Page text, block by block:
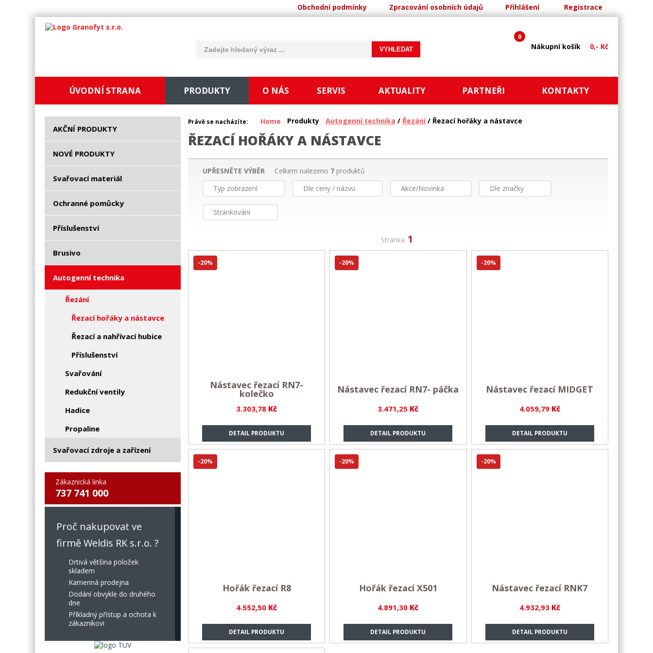
Obchodní podmínky Zpracování osobních údajů Přihlášení Registrace
Nákupní košík 0,- Kč
0
ÚVODNÍ STRANA PRODUKTY O NÁS SERVIS AKTUALITY PARTNEŘI KONTAKTY
AKČNÍ PRODUKTY
NOVÉ PRODUKTY
Svařovací materiál
Ochranné pomůcky
Příslušenství
Brusivo
Autogenní technika
Řezání
Řezací hořáky a nástavce
Řezací a nahřívací hubice
Příslušenství
Svařování
Redukční ventily
Hadice
Propaline
Svařovací zdroje a zařízení
Zákaznická linka
737 741 000
Proč nakupovat ve
firmě Weldis RK s.r.o. ?
Drtivá většina položek
skladem
Kamenná prodejna
Dodání obvykle do druhého
dne
Příkladný přístup a ochota k
zákazníkovi
Právě se nacházíte: Home Produkty Autogenní technika / Řezání/ Řezací hořáky a nástavce
ŘEZACÍ HOŘÁKY A NÁSTAVCE
UPŘESNĚTE VÝBĚR Celkem nalezeno 7 produktů
Typ zobrazení
Dle ceny / názvu Akce/Novinka Dle značky
Stránkování
Stránka 1
3.303,78 Kč
DETAIL PRODUKTU
Nástavec řezací RN7-
kolečko
-20%
3.471,25 Kč
DETAIL PRODUKTU
Nástavec řezací RN7- páčka
-20%
4.059,79 Kč
DETAIL PRODUKTU
Nástavec řezací MIDGET
-20%
4.552,50 Kč
DETAIL PRODUKTU
Hořák řezací R8
-20%
4.891,30 Kč
DETAIL PRODUKTU
Hořák řezací X501
-20%
4.932,93 Kč
DETAIL PRODUKTU
Nástavec řezací RNK7
-20%